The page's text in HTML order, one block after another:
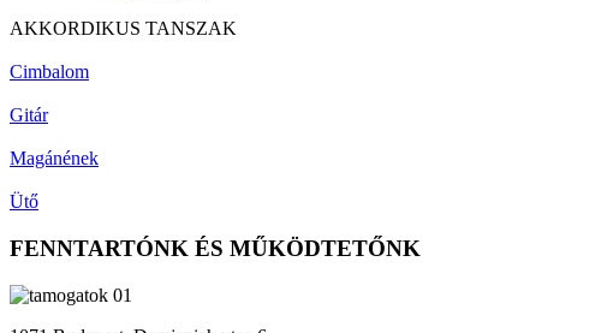
AKKORDIKUS TANSZAK
Cimbalom
Gitár
Magánének
Ütő
FENNTARTÓNK ÉS MŰKÖDTETŐNK